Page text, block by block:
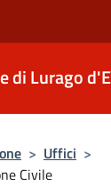
di Lurago
> Uffici >
Civile